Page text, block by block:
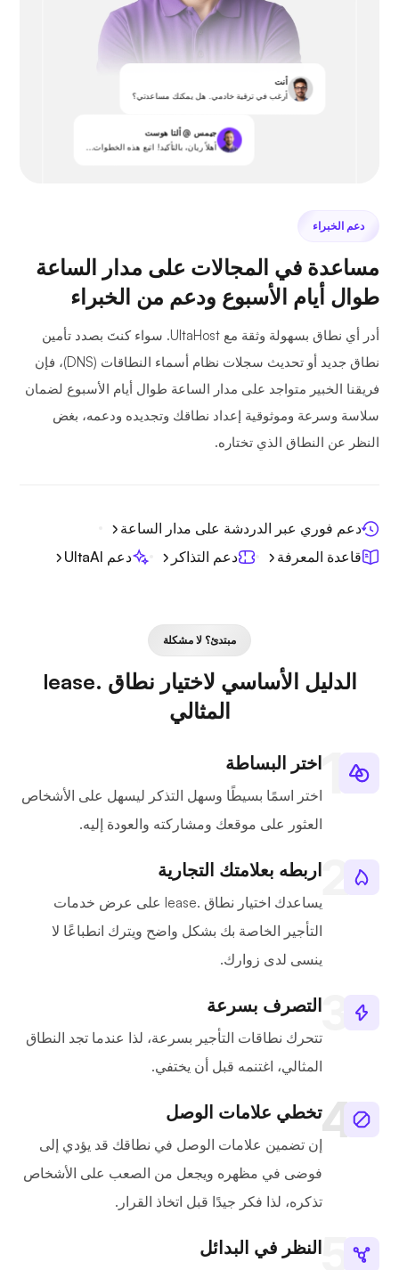
أنت
أرغب في ترقية خادمي. هل يمكنك مساعدتي؟
جيمس @ ألتا هوست
أهلاً ريان، بالتأكيد! اتبع هذه الخطوات...
دعم الخبراء
مساعدة في المجالات على مدار الساعة
طوال أيام الأسبوع ودعم من الخبراء
أدر أي نطاق بسهولة وثقة مع UltaHost. سواء كنتَ بصدد تأمين
نطاق جديد أو تحديث سجلات نظام أسماء النطاقات (DNS)، فإن
فريقنا الخبير متواجد على مدار الساعة طوال أيام الأسبوع لضمان
سلاسة وسرعة وموثوقية إعداد نطاقك وتجديده ودعمه، بغض
النظر عن النطاق الذي تختاره.
دعم فوري عبر الدردشة على مدار الساعة
قاعدة المعرفة
دعم التذاكر دعم UltaAI
مبتدئ؟ لا مشكلة
الدليل الأساسي لاختيار نطاق .lease
المثالي
اختر البساطة
اختر اسمًا بسيطًا وسهل التذكر ليسهل على الأشخاص
العثور على موقعك ومشاركته والعودة إليه.
اربطه بعلامتك التجارية
يساعدك اختيار نطاق .lease على عرض خدمات
التأجير الخاصة بك بشكل واضح ويترك انطباعًا لا
ينسى لدى زوارك.
التصرف بسرعة
تتحرك نطاقات التأجير بسرعة، لذا عندما تجد النطاق
المثالي، اغتنمه قبل أن يختفي.
تخطي علامات الوصل
إن تضمين علامات الوصل في نطاقك قد يؤدي إلى
فوضى في مظهره ويجعل من الصعب على الأشخاص
تذكره، لذا فكر جيدًا قبل اتخاذ القرار.
النظر في البدائل